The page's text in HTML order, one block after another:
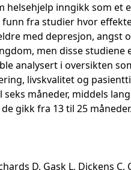
inngikk som et
fra studier hvor
med depresjon, angst
men disse
analysert i oversikten
livskvalitet og
måneder, middels
gikk fra 13 til 25
D, Gask L, Dickens